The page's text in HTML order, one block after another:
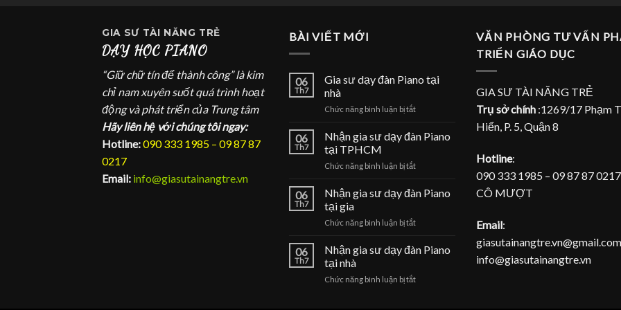
GIA SƯ TÀI NĂNG TRẺ
DẠY HỌC PIANO
“Giữ chữ tín để thành công” là kim
chỉ nam xuyên suốt quá trình hoạt
động và phát triển của Trung tâm
Hãy liên hệ với chúng tôi ngay:
Hotline:090 333 1985 – 09 87 87
0217
Email: info@giasutainangtre.vn
BÀI VIẾT MỚI
06
Th7
Gia sư dạy đàn Piano tại
nhà
Chức năng bình luận bị tắtở
dạy
Piano
nhà
06
Th7
Nhận gia sư dạy đàn Piano
tại TPHCM
Chức năng bình luận bị tắtở
gia
sư
đàn
tại
06
Th7
Nhận gia sư dạy đàn Piano
tại gia
Chức năng bình luận bị tắtở
gia
sư
đàn
06
Th7
Nhận gia sư dạy đàn Piano
tại nhà
Chức năng bình luận bị tắtở
VĂN PHÒNG TƯ VẤN
TRIỂN GIÁO DỤC
GIA SƯ TÀI NĂNG TRẺ
Trụ sở chính :1269/17 Phạm
Hiển, P. 5, Quận 8
Hotline:
090 333 1985 – 09 87 87 0217
CÔ MƯỢT
Email:
giasutainangtre.vn@gmail.com,
info@giasutainangtre.vn